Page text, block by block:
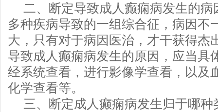
二、断定导致成人癫痫病发生的
多种疾病导致的一组综合征，病因不
大，只有对于病因医治，才干获得杰
导致成人癫痫病发生的原因，应当具
经系统查看，进行影像学查看，以及
化学查看等。
三、断定成人癫痫病发生归于哪